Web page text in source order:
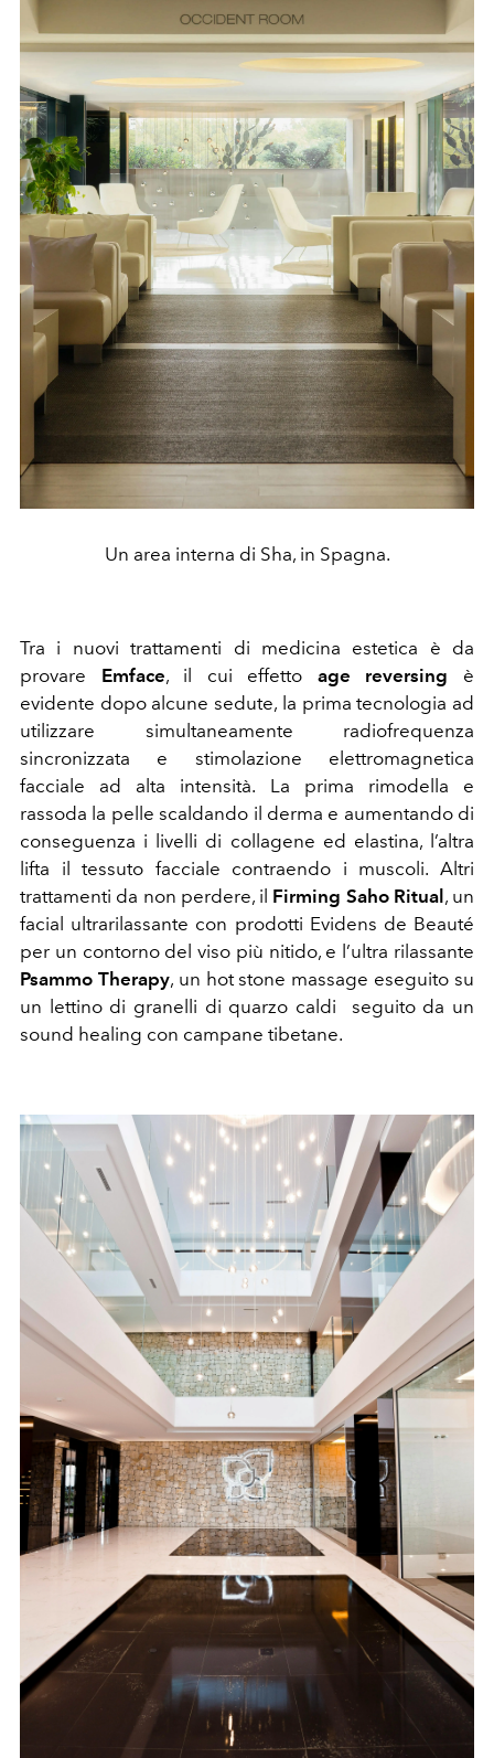
Un area interna di Sha, in Spagna.
Tra i nuovi trattamenti di medicina estetica è da
provare Emface, il cui effetto age reversing è
evidente dopo alcune sedute, la prima tecnologia ad
utilizzare simultaneamente radiofrequenza
sincronizzata e stimolazione elettromagnetica
facciale ad alta intensità. La prima rimodella e
rassoda la pelle scaldando il derma e aumentando di
conseguenza i livelli di collagene ed elastina, l’altra
lifta il tessuto facciale contraendo i muscoli. Altri
trattamenti da non perdere, il Firming Saho Ritual, un
facial ultrarilassante con prodotti Evidens de Beauté
per un contorno del viso più nitido, e l’ultra rilassante
Psammo Therapy, un hot stone massage eseguito su
un lettino di granelli di quarzo caldi
seguito da un
sound healing con campane tibetane.